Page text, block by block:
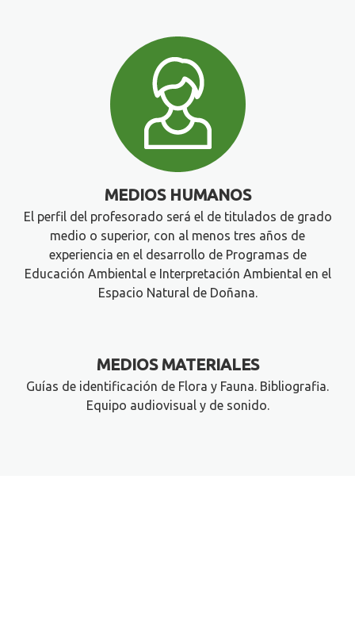
MEDIOS HUMANOS
El perfil del profesorado será el de titulados de grado
medio o superior, con al menos tres años de
experiencia en el desarrollo de Programas de
Educación Ambiental e Interpretación Ambiental en el
Espacio Natural de Doñana.
MEDIOS MATERIALES
Guías de identificación de Flora y Fauna. Bibliografia.
Equipo audiovisual y de sonido.